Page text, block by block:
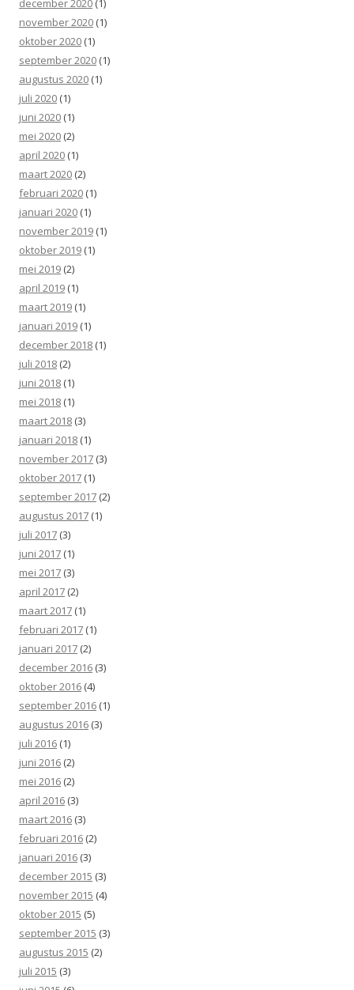
december 2020 (1)
november 2020 (1)
oktober 2020 (1)
september 2020 (1)
augustus 2020 (1)
juli 2020 (1)
juni 2020 (1)
mei 2020 (2)
april 2020 (1)
maart 2020 (2)
februari 2020 (1)
januari 2020 (1)
november 2019 (1)
oktober 2019 (1)
mei 2019 (2)
april 2019 (1)
maart 2019 (1)
januari 2019 (1)
december 2018 (1)
juli 2018 (2)
juni 2018 (1)
mei 2018 (1)
maart 2018 (3)
januari 2018 (1)
november 2017 (3)
oktober 2017 (1)
september 2017 (2)
augustus 2017 (1)
juli 2017 (3)
juni 2017 (1)
mei 2017 (3)
april 2017 (2)
maart 2017 (1)
februari 2017 (1)
januari 2017 (2)
december 2016 (3)
oktober 2016 (4)
september 2016 (1)
augustus 2016 (3)
juli 2016 (1)
juni 2016 (2)
mei 2016 (2)
april 2016 (3)
maart 2016 (3)
februari 2016 (2)
januari 2016 (3)
december 2015 (3)
november 2015 (4)
oktober 2015 (5)
september 2015 (3)
augustus 2015 (2)
juli 2015 (3)